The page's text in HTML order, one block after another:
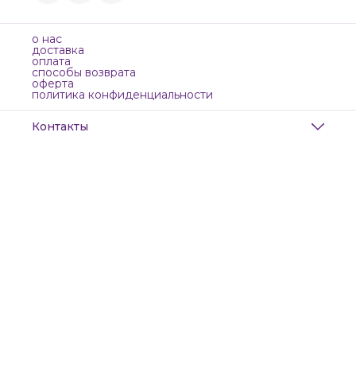
о нас
доставка
оплата
способы возврата
оферта
политика конфиденциальности
Контакты